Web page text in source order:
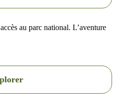
au parc national. L’aventure